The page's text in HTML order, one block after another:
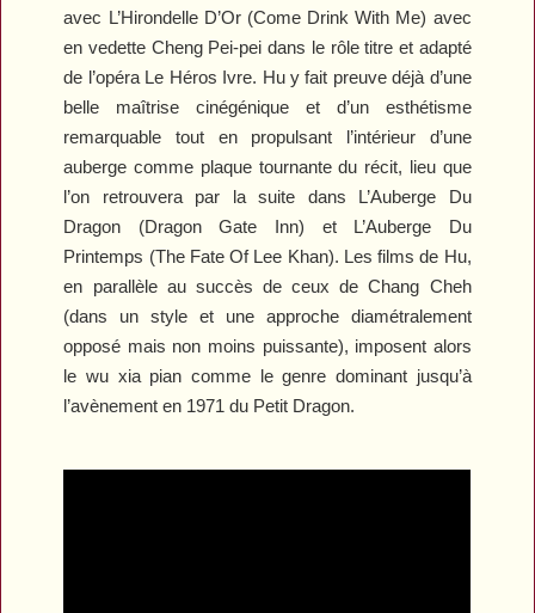
avec L’Hirondelle D’Or(Come Drink With Me) avec
en vedette Cheng Pei-pei dans le rôle titre et adapté
de l’opéra Le Héros Ivre. Hu y fait preuve déjà d’une
belle maîtrise cinégénique et d’un esthétisme
remarquable tout en propulsant l’intérieur d’une
auberge comme plaque tournante du récit, lieu que
l’on retrouvera par la suite dans L’Auberge Du
Dragon (Dragon Gate Inn) et L’Auberge Du
Printemps (The Fate Of Lee Khan). Les films de Hu,
en parallèle au succès de ceux de Chang Cheh
(dans un style et une approche diamétralement
opposé mais non moins puissante), imposent alors
le wu xia pian comme le genre dominant jusqu’à
l’avènement en 1971 du Petit Dragon.